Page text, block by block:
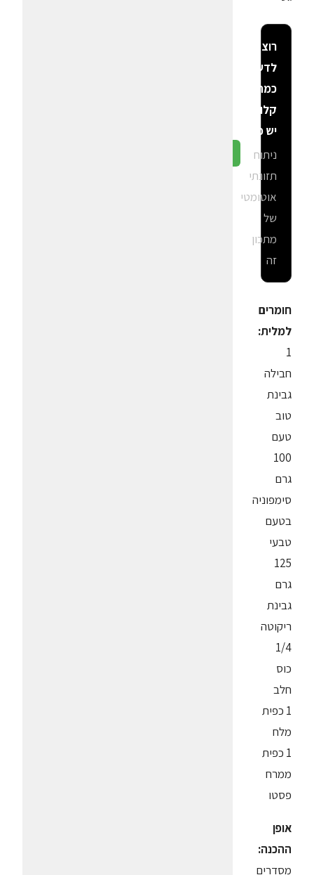
רוצה
לדעת
כמה
קלוריות
יש פה?
ניתוח
תזונתי
אוטומטי
של
מתכון
זה
חומרים
למלית:
1
חבילה
גבינת
טוב
טעם
100
גרם
סימפוניה
בטעם
טבעי
125
גרם
גבינת
ריקוטה
1/4
כוס
חלב
1 כפית
מלח
1 כפית
ממרח
פסטו
אופן
ההכנה:
מסדרים